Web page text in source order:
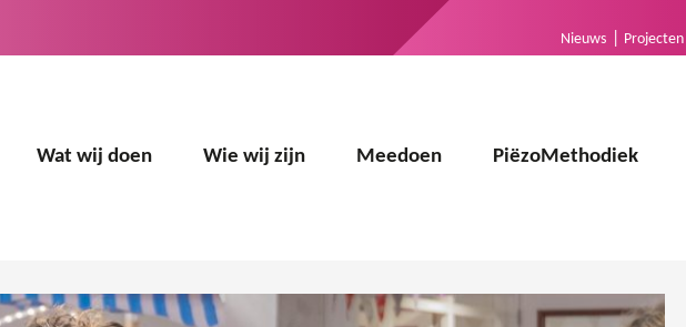
Nieuws Projecten
Wat wij doen Wie wij zijn Meedoen PiëzoMethodiek